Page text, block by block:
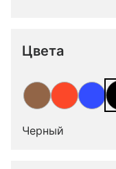
Цвета
Черный